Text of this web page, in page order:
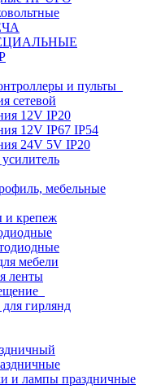
и пульты
сетевой
12V IP20
12V IP67 IP54
24V 5V IP20
мебельные
и крепеж
мебели
ленты
гирлянд
и лампы праздничные